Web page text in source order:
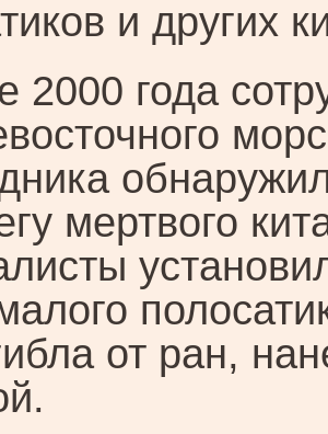
и других
2000 года
мертвого
от ран,